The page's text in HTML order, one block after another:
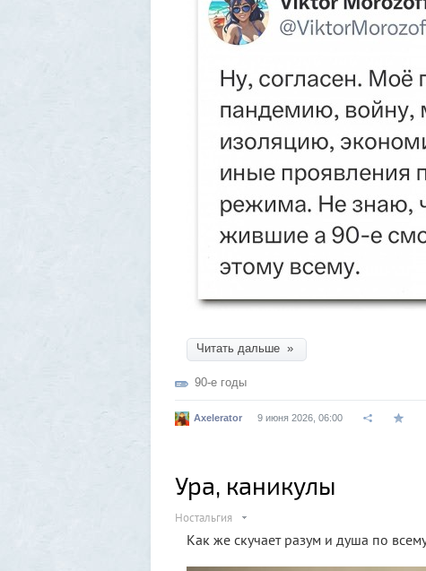
Читать дальше »
90-е годы
Axelerator 9 июня 2026, 06:00
Ура, каникулы
Ностальгия
Как же скучает разум и душа по